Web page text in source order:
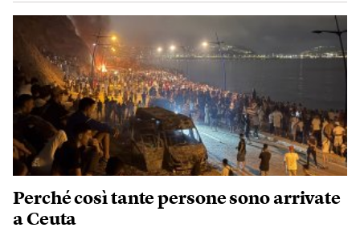
Perché così tante persone sono arrivate
a Ceuta